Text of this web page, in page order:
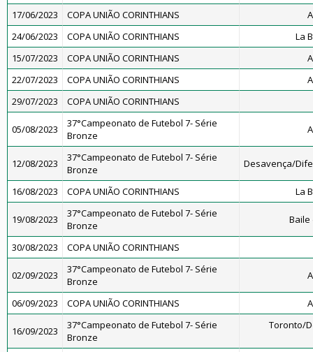
17/06/2023 COPA UNIÃO CORINTHIANS
24/06/2023
COPA UNIÃO CORINTHIANS
La
15/07/2023
COPA UNIÃO CORINTHIANS
22/07/2023
COPA UNIÃO CORINTHIANS
29/07/2023
COPA UNIÃO CORINTHIANS
05/08/2023
37°Campeonato de Futebol 7- Série
Bronze
12/08/2023
37°Campeonato de Futebol 7- Série
Bronze
Desavença/
16/08/2023 COPA UNIÃO CORINTHIANS La
19/08/2023
37°Campeonato de Futebol 7- Série
Bronze
Baile
30/08/2023 COPA UNIÃO CORINTHIANS
02/09/2023
37°Campeonato de Futebol 7- Série
Bronze
06/09/2023 COPA UNIÃO CORINTHIANS
16/09/2023
37°Campeonato de Futebol 7- Série
Bronze
Toronto/